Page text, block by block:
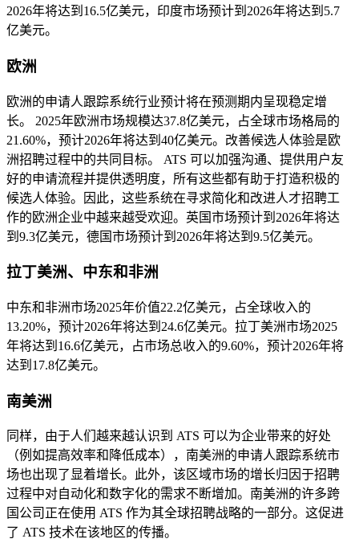
2026年将达到16.5亿美元，印度市场预计到2026年将达到5.7
亿美元。
欧洲
欧洲的申请人跟踪系统行业预计将在预测期内呈现稳定增
长。 2025年欧洲市场规模达37.8亿美元，占全球市场格局的
21.60%，预计2026年将达到40亿美元。改善候选人体验是欧
洲招聘过程中的共同目标。 ATS 可以加强沟通、提供用户友
好的申请流程并提供透明度，所有这些都有助于打造积极的
候选人体验。因此，这些系统在寻求简化和改进人才招聘工
作的欧洲企业中越来越受欢迎。英国市场预计到2026年将达
到9.3亿美元，德国市场预计到2026年将达到9.5亿美元。
拉丁美洲、中东和非洲
中东和非洲市场2025年价值22.2亿美元，占全球收入的
13.20%，预计2026年将达到24.6亿美元。拉丁美洲市场2025
年将达到16.6亿美元，占市场总收入的9.60%，预计2026年将
达到17.8亿美元。
南美洲
同样，由于人们越来越认识到 ATS 可以为企业带来的好处
（例如提高效率和降低成本），南美洲的申请人跟踪系统市
场也出现了显着增长。此外，该区域市场的增长归因于招聘
过程中对自动化和数字化的需求不断增加。南美洲的许多跨
国公司正在使用 ATS 作为其全球招聘战略的一部分。这促进
了 ATS 技术在该地区的传播。